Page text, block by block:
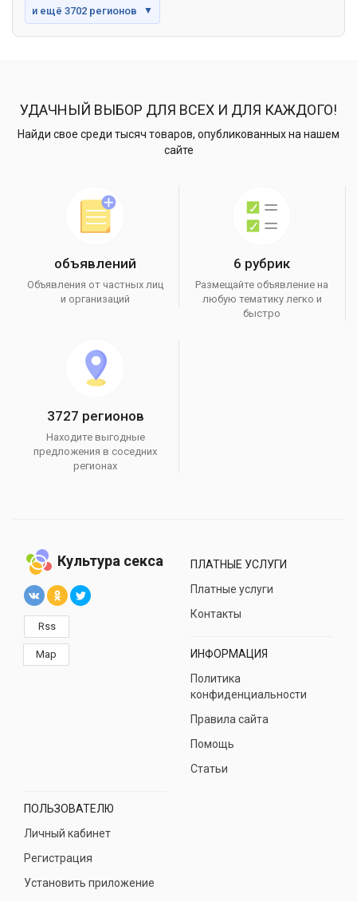
и ещё 3702 регионов ▼
УДАЧНЫЙ ВЫБОР ДЛЯ ВСЕХ И ДЛЯ КАЖДОГО!
Найди свое среди тысяч товаров, опубликованных на нашем
сайте
объявлений
Объявления от частных лиц
и организаций
6 рубрик
Размещайте объявление на
любую тематику легко и
быстро
3727 регионов
Находите выгодные
предложения в соседних
регионах
Культура секса
Rss
Map
ПЛАТНЫЕ УСЛУГИ
Платные услуги
Контакты
ИНФОРМАЦИЯ
Политика
конфиденциальности
Правила сайта
Помощь
Статьи
ПОЛЬЗОВАТЕЛЮ
Личный кабинет
Регистрация
Установить приложение